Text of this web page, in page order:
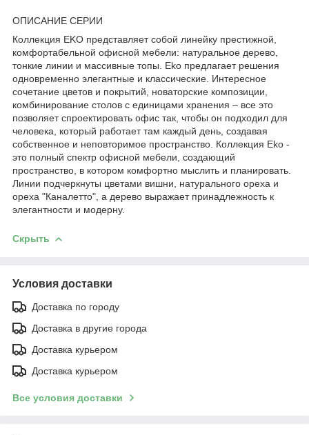
ОПИСАНИЕ СЕРИИ
Коллекция EKO представляет собой линейку престижной,
комфортабельной офисной мебели: натуральное дерево,
тонкие линии и массивные топы. Eko предлагает решения
одновременно элегантные и классические. Интересное
сочетание цветов и покрытий, новаторские композиции,
комбинирование столов с единицами хранения – все это
позволяет спроектировать офис так, чтобы он подходил для
человека, который работает там каждый день, создавая
собственное и неповторимое пространство. Коллекция Eko -
это полный спектр офисной мебели, создающий
пространство, в котором комфортно мыслить и планировать.
Линии подчеркнуты цветами вишни, натурального ореха и
ореха "Каналетто", а дерево выражает принадлежность к
элегантности и модерну.
Скрыть
Условия доставки
Доставка по городу
Доставка в другие города
Доставка курьером
Доставка курьером
Все условия доставки